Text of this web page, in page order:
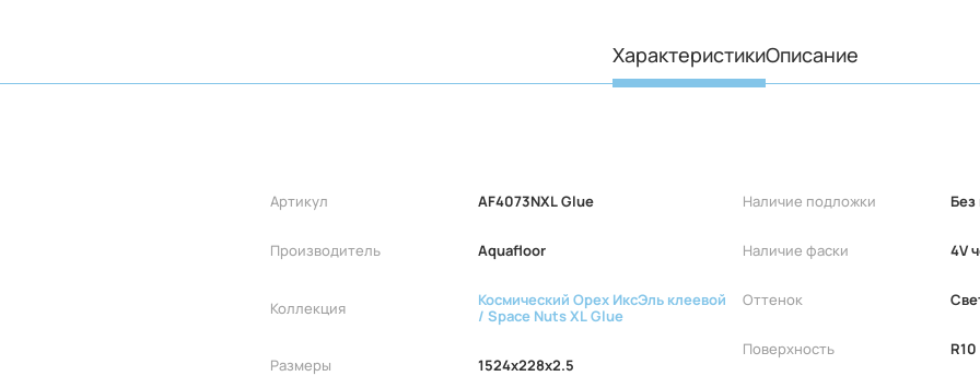
ХарактеристикиОписание
Артикул AF4073NXL Glue
Производитель Aquafloor
Коллекция
Космический Орех ИксЭль клеевой
/ Space Nuts XL Glue
Размеры 1524x228x2.5
Наличие подложки
Наличие фаски 4V
Оттенок
Поверхность